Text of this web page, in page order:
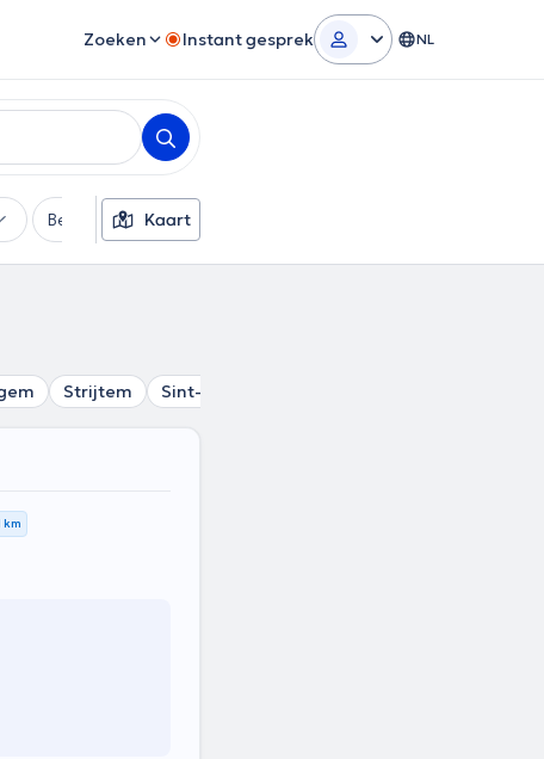
Zoeken Instant gesprek NL
BetaalmethodeKaart
Strijtem Sint-Martens-Lennik
km